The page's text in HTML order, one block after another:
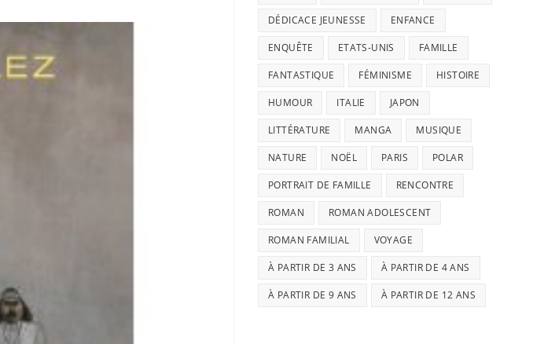
DÉDICACE JEUNESSE ENFANCE
ENQUÊTE ETATS-UNIS FAMILLE
FANTASTIQUE FÉMINISME HISTOIRE
HUMOUR ITALIE JAPON
LITTÉRATURE MANGA MUSIQUE
NATURE NOËL PARIS POLAR
PORTRAIT DE FAMILLE RENCONTRE
ROMAN ROMAN ADOLESCENT
ROMAN FAMILIAL VOYAGE
À PARTIR DE 3 ANS À PARTIR DE 4 ANS
À PARTIR DE 9 ANS À PARTIR DE 12 ANS